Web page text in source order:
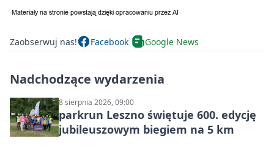
Zaobserwuj nas! Facebook Google News
Nadchodzące wydarzenia
8 sierpnia 2026, 09:00
parkrun Leszno świętuje 600. edycję
jubileuszowym biegiem na 5 km